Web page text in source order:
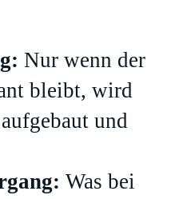
Nur wenn der
bleibt, wird
und
Was bei